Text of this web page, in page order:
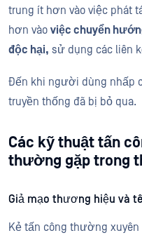
trung ít hơn vào việc phát
hơn vào việc chuyển
độc hại, sử dụng các liên
Đến khi người dùng nhấp
truyền thống đã bị bỏ qua.
Các kỹ thuật tấn
thường gặp trong
Giả mạo thương hiệu và
Kẻ tấn công thường